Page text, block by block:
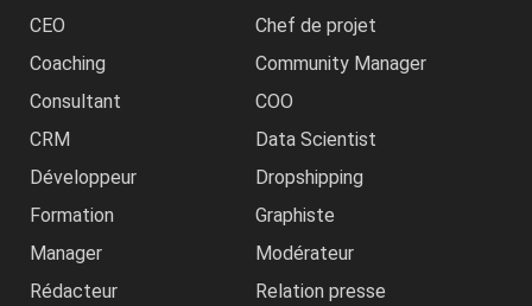
CEO
Chef de projet
Coaching
Community Manager
Consultant
COO
CRM
Data Scientist
Développeur
Dropshipping
Formation
Graphiste
Manager
Modérateur
Rédacteur
Relation presse